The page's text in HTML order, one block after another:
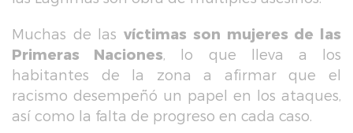
Muchas de lasvíctimas son mujeres de las
Primeras Naciones, lo que lleva a los
habitantes de la zona a afirmar que el
racismo desempeñó un papel en los ataques,
así como la falta de progreso en cada caso.